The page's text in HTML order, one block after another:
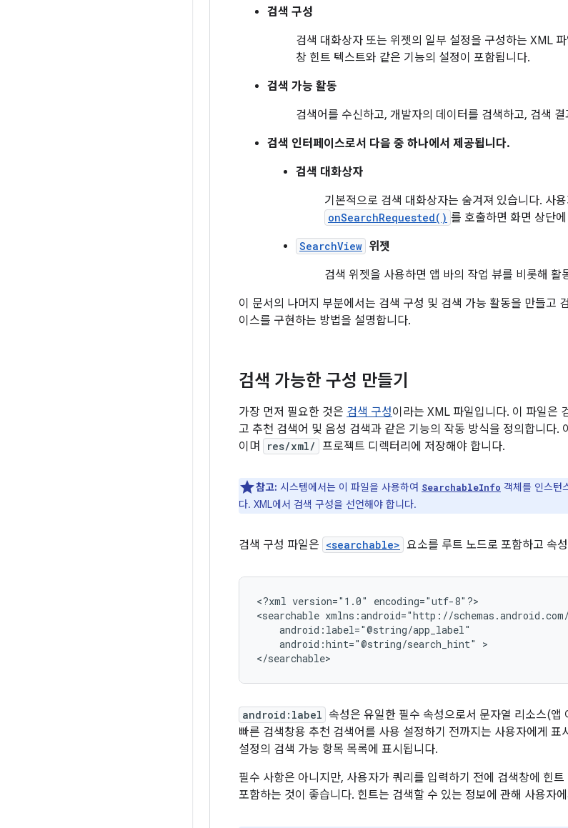
검색 구성
검색 대화상자 또는 위젯의 일부 설정을 구성하는 XML
창 힌트 텍스트와 같은 기능의 설정이 포함됩니다.
검색 가능 활동
검색어를 수신하고, 개발자의 데이터를 검색하고, 검색
검색 인터페이스로서 다음 중 하나에서 제공됩니다.
검색 대화상자
기본적으로 검색 대화상자는 숨겨져 있습니다. 사
onSearchRequested() 를 호출하면 화면 상단
SearchView 위젯
검색 위젯을 사용하면 앱 바의 작업 뷰를 비롯해
이 문서의 나머지 부분에서는 검색 구성 및 검색 가능 활동을 만들고
이스를 구현하는 방법을 설명합니다.
검색 가능한 구성 만들기
가장 먼저 필요한 것은 검색 구성이라는 XML 파일입니다. 이 파일은
고 추천 검색어 및 음성 검색과 같은 기능의 작동 방식을 정의합니다.
이며 res/xml/ 프로젝트 디렉터리에 저장해야 합니다.
참고: 시스템에서는 이 파일을 사용하여 SearchableInfo 객체를 인스턴
다. XML에서 검색 구성을 선언해야 합니다.
검색 구성 파일은 <searchable> 요소를 루트 노드로 포함하고 속
<?xml version="1.0"
encoding="utf-8"?>
<searchable
android:hint="@string/search_hint"
>
</searchable>
android:label 속성은 유일한 필수 속성으로서 문자열 리소스(
빠른 검색창용 추천 검색어를 사용 설정하기 전까지는 사용자에게
설정의 검색 가능 항목 목록에 표시됩니다.
필수 사항은 아니지만, 사용자가 쿼리를 입력하기 전에 검색창에 힌
포함하는 것이 좋습니다. 힌트는 검색할 수 있는 정보에 관해 사용자